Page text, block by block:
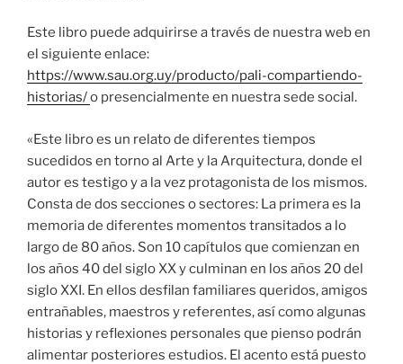
Este libro puede adquirirse a través de nuestra web en
el siguiente enlace:
https://www.sau.org.uy/producto/pali-compartiendo-
historias/o presencialmente en nuestra sede social.
«Este libro es un relato de diferentes tiempos
sucedidos en torno al Arte y la Arquitectura, donde el
autor es testigo y a la vez protagonista de los mismos.
Consta de dos secciones o sectores: La primera es la
memoria de diferentes momentos transitados a lo
largo de 80 años. Son 10 capítulos que comienzan en
los años 40 del siglo XX y culminan en los años 20 del
siglo XXI. En ellos desfilan familiares queridos, amigos
entrañables, maestros y referentes, así como algunas
historias y reflexiones personales que pienso podrán
alimentar posteriores estudios. El acento está puesto